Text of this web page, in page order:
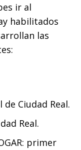
ir al
habilitados
las
Ciudad Real.
Real.
primer